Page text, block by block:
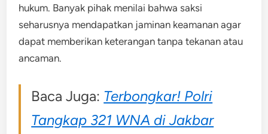
hukum. Banyak pihak menilai bahwa saksi
seharusnya mendapatkan jaminan keamanan agar
dapat memberikan keterangan tanpa tekanan atau
ancaman.
Baca Juga: Terbongkar! Polri
Tangkap 321 WNA di Jakbar